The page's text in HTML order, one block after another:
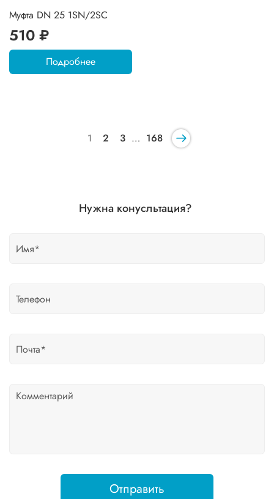
Муфта DN 25 1SN/2SC
510 ₽
Подробнее
1 2 3 … 168
Нужна конусльтация?
Отправить